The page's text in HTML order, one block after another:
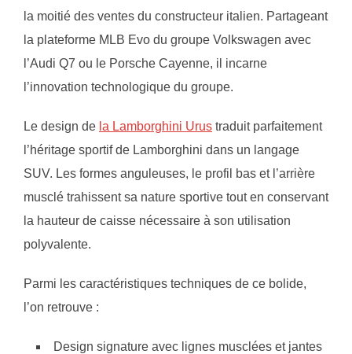
la moitié des ventes du constructeur italien. Partageant
la plateforme MLB Evo du groupe Volkswagen avec
l’Audi Q7 ou le Porsche Cayenne, il incarne
l’innovation technologique du groupe.
Le design de la Lamborghini Urus traduit parfaitement
l’héritage sportif de Lamborghini dans un langage
SUV. Les formes anguleuses, le profil bas et l’arrière
musclé trahissent sa nature sportive tout en conservant
la hauteur de caisse nécessaire à son utilisation
polyvalente.
Parmi les caractéristiques techniques de ce bolide,
l’on retrouve :
Design signature avec lignes musclées et jantes